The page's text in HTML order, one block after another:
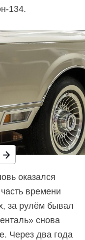
134.
оказался
времени
за рулём бывал
снова
Через два года